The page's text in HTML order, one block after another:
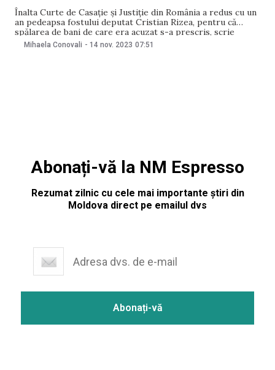
Înalta Curte de Casaţie şi Justiţie din România a redus cu un
an pedeapsa fostului deputat Cristian Rizea, pentru că
spălarea de bani de care era acuzat s-a prescris, scrie
libertatea.ro. Într-un final, Rizea va executa o pedeapsă de
Mihaela Conovali - 14 nov. 2023 07:51
Abonați-vă la NM Espresso
Rezumat zilnic cu cele mai importante știri din
Moldova direct pe emailul dvs